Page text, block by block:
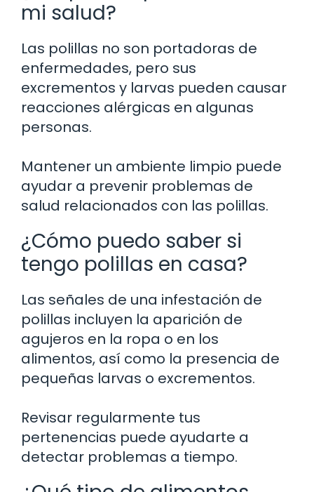
mi salud?
Las polillas no son portadoras de
enfermedades, pero sus
excrementos y larvas pueden causar
reacciones alérgicas en algunas
personas.
Mantener un ambiente limpio puede
ayudar a prevenir problemas de
salud relacionados con las polillas.
¿Cómo puedo saber si
tengo polillas en casa?
Las señales de una infestación de
polillas incluyen la aparición de
agujeros en la ropa o en los
alimentos, así como la presencia de
pequeñas larvas o excrementos.
Revisar regularmente tus
pertenencias puede ayudarte a
detectar problemas a tiempo.